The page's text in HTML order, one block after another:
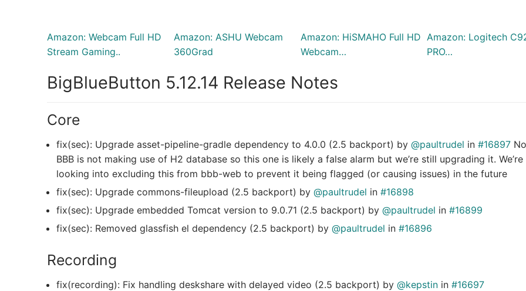
Amazon: Webcam Full HD
Stream Gaming..
Amazon: ASHU Webcam
360Grad
Amazon: HiSMAHO Full HD
Webcam…
Amazon: Logitech
PRO…
BigBlueButton 5.12.14 Release Notes
Core
fix(sec): Upgrade asset-pipeline-gradle dependency to 4.0.0 (2.5 backport) by @paultrudel in #16897
BBB is not making use of H2 database so this one is likely a false alarm but we’re still upgrading it. We’re
looking into excluding this from bbb-web to prevent it being flagged (or causing issues) in the future
fix(sec): Upgrade commons-fileupload (2.5 backport) by @paultrudel in #16898
fix(sec): Upgrade embedded Tomcat version to 9.0.71 (2.5 backport) by @paultrudel in #16899
fix(sec): Removed glassfish el dependency (2.5 backport) by @paultrudel in #16896
Recording
fix(recording): Fix handling deskshare with delayed video (2.5 backport) by @kepstin in #16697